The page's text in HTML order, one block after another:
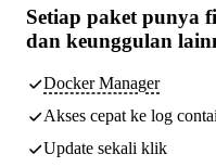
Setiap paket punya
dan keunggulan
Docker Manager
Akses cepat ke log
Update sekali klik